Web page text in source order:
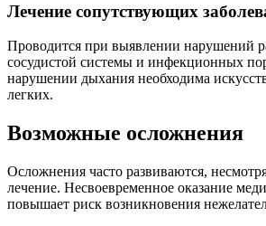
Лечение сопутствующих
Проводится при выявлении нарушений
сосудистой системы и инфекционных
нарушении дыхания необходима
легких.
Возможные осложнения
Осложнения часто развиваются,
лечение. Несвоевременное оказание
повышает риск возникновения